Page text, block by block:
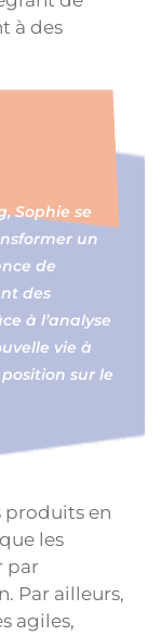
à des
Sophie se
un
de
des
à l’analyse
vie à
sur le
produits en
les
par
Par ailleurs,
agiles,